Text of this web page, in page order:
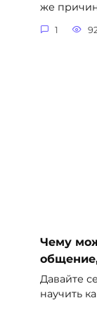
же
1
Чему
Давайте
научить